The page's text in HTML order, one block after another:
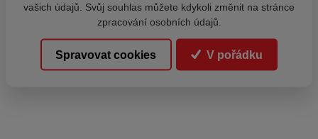
vašich údajů. Svůj souhlas můžete kdykoli změnit na stránce
zpracování osobních údajů.
Spravovat cookies V pořádku